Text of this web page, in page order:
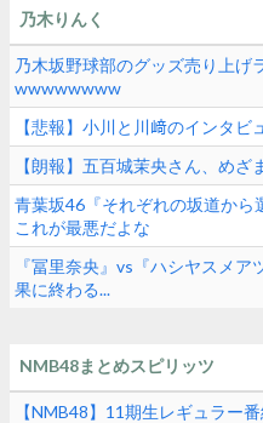
乃木りんく
乃木坂野球部のグッズ売り上げ
wwwwwwww
【悲報】小川と川﨑のインタ
【朗報】五百城茉央さん、め
青葉坂46『それぞれの坂道か
これが最悪だよな
『冨里奈央』vs『ハシヤスメ
果に終わる...
NMB48まとめスピリッツ
【NMB48】11期生レギュラー